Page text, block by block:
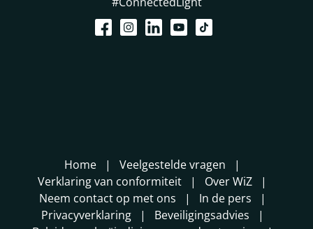
Home
Veelgestelde vragen
Verklaring van conformiteit
Over WiZ
Neem contact op met ons
In de pers
Privacyverklaring
Beveiligingsadvies